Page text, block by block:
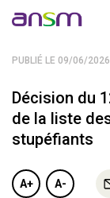
PUBLIÉ LE 09/06/2026
Décision du
de la liste
stupéfiants
A+ A-